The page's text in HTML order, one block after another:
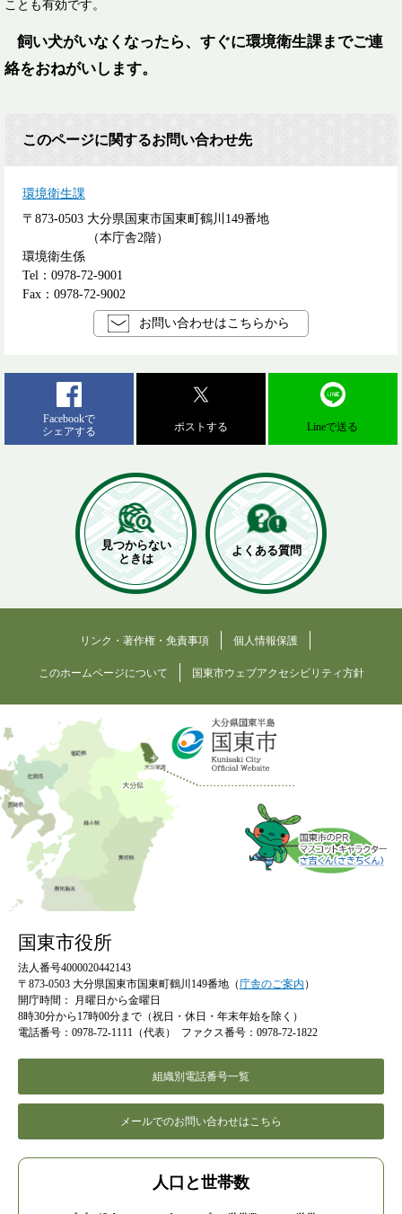
ことも有効です。
飼い犬がいなくなったら、すぐに環境衛生課までご連
絡をおねがいします。
このページに関するお問い合わせ先
環境衛生課
〒873-0503 大分県国東市国東町鶴川149番地
（本庁舎2階）
環境衛生係
Tel：0978-72-9001
Fax：0978-72-9002
お問い合わせはこちらから
Facebookで
シェアする
ポストする Lineで送る
見つからない
ときは
よくある質問
リンク・著作権・免責事項 個人情報保護
このホームページについて 国東市ウェブアクセシビリティ方針
国東市役所
法人番号4000020442143
〒873-0503 大分県国東市国東町鶴川149番地（庁舎のご案内 ）
開庁時間：
月曜日から金曜日
8時30分から17時00分まで（祝日・休日・年末年始を除く）
電話番号：0978-72-1111（代表）
ファクス番号：0978-72-1822
組織別電話番号一覧
メールでのお問い合わせはこちら
人口と世帯数